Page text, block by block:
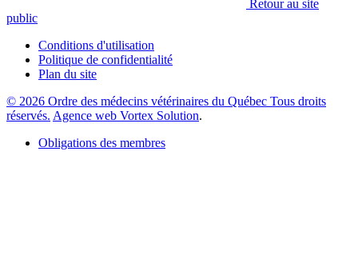
Retour au site
public
Conditions d'utilisation
Politique de confidentialité
Plan du site
© 2026 Ordre des médecins vétérinaires du Québec Tous droits
réservés. Agence web Vortex Solution.
Obligations des membres